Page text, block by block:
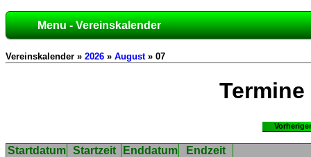
Menu - Vereinskalender
Vereinskalender » 2026 » August» 07
Termine
Startdatum Startzeit Enddatum
Endzeit